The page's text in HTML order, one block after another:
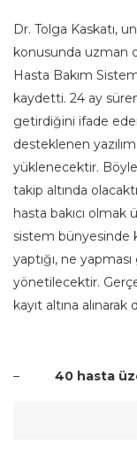
Dr. Tolga Kaskatı,
konusunda uzman
Hasta Bakım
kaydetti. 24 ay
getirdiğini ifade
desteklenen
yüklenecektir.
takip altında
hasta bakıcı olmak
sistem bünyesinde
yaptığı, ne
yönetilecektir.
kayıt altına
– 40 hasta